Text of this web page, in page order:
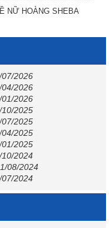
NỮ HOÀNG SHEBA
07/2026
04/2026
01/2026
10/2025
07/2025
04/2025
01/2025
10/2024
08/2024
07/2024